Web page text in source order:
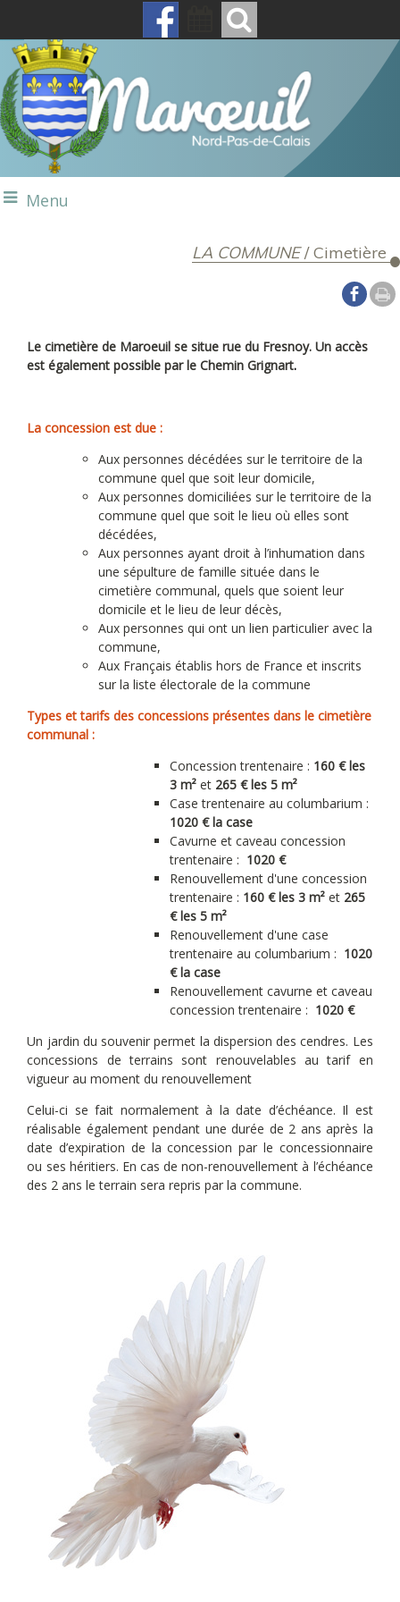
Menu
LA COMMUNE/Cimetière
Le cimetière de Maroeuil se situe rue du Fresnoy.Un accès
est également possible par le Chemin Grignart.
La concession est due :
Aux personnes décédées sur le territoire de la
commune quel que soit leur domicile,
Aux personnes domiciliées sur le territoire de la
commune quel que soit le lieu où elles sont
décédées,
Aux personnes ayant droit à l’inhumation dans
une sépulture de famille située dans le
cimetière communal, quels que soient leur
domicile et le lieu de leur décès,
Aux personnes qui ont un lien particulier avec la
commune,
Aux Français établis hors de France et inscrits
sur la liste électorale de la commune
Types et tarifs des concessions présentes dans le cimetière
communal :
Concession trentenaire : 160 € les
3 m² et 265 € les 5 m²
Case trentenaire au columbarium :
1020 € la case
Cavurne et caveau concession
trentenaire : 1020 €
Renouvellement d'une concession
trentenaire : 160 € les 3 m² et 265
€ les 5 m²
Renouvellement d'une case
trentenaire au columbarium : 1020
€ la case
Renouvellement cavurne et caveau
concession trentenaire : 1020 €
Un jardin du souvenir permet la dispersion des cendres. Les
concessions de terrains sont renouvelables au tarif en
vigueur au moment du renouvellement
Celui-ci se fait normalement à la date d’échéance. Il est
réalisable également pendant une durée de 2 ans après la
date d’expiration de la concession par le concessionnaire
ou ses héritiers. En cas de non-renouvellement à l’échéance
des 2 ans le terrain sera repris par la commune.